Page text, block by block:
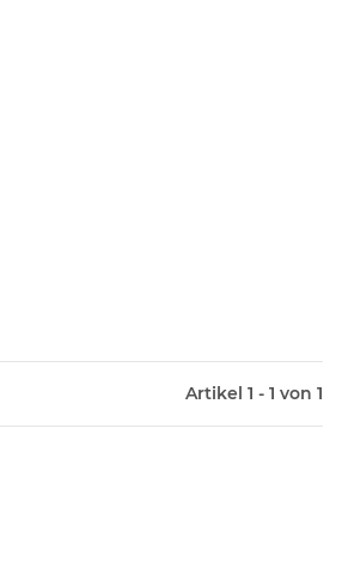
Artikel 1 - 1 von 1